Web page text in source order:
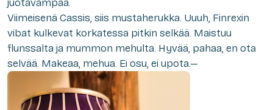
juotavampaa.
Viimeisenä Cassis, siis mustaherukka. Uuuh, Finrexin
vibat kulkevat korkatessa pitkin selkää. Maistuu
flunssalta ja mummon mehulta. Hyvää, pahaa, en ota
selvää. Makeaa, mehua. Ei osu, ei upota.—